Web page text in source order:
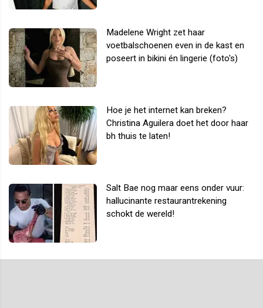
Madelene Wright zet haar
voetbalschoenen even in de kast en
poseert in bikini én lingerie (foto's)
Hoe je het internet kan breken?
Christina Aguilera doet het door haar
bh thuis te laten!
Salt Bae nog maar eens onder vuur:
hallucinante restaurantrekening
schokt de wereld!